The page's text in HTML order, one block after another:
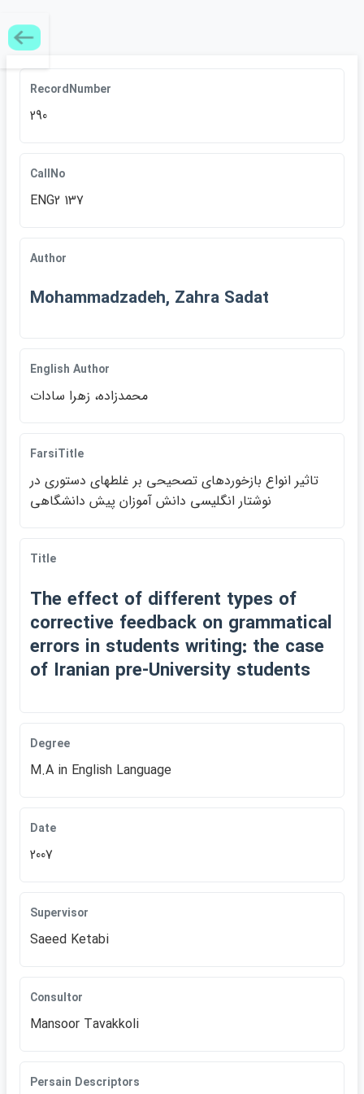
RecordNumber
290
CallNo
ENG2 137
Author
Mohammadzadeh, Zahra Sadat
English Author
محمدزاده، زهرا سادات
FarsiTitle
تاثير انواع بازخوردهاي تصحيحي بر غلطهاي دستوري در
نوشتار انگليسي دانش آموزان پيش دانشگاهي
Title
The effect of different types of
corrective feedback on grammatical
errors in students writing: the case
of Iranian pre-University students
Degree
M.A in English Language
Date
2007
Supervisor
Saeed Ketabi
Consultor
Mansoor Tavakkoli
Persain Descriptors